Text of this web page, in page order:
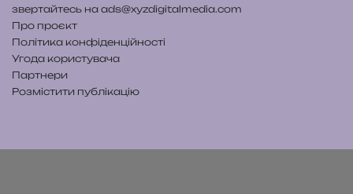
звертайтесь на ads@xyzdigitalmedia.com
Про проєкт
Політика конфіденційності
Угода користувача
Партнери
Розмістити публікацію